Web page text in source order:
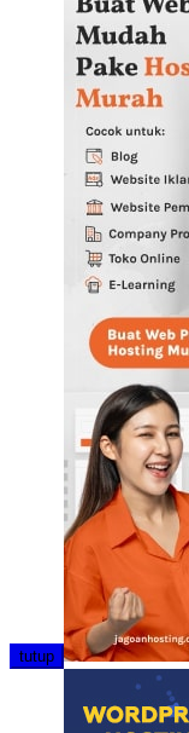
tutup